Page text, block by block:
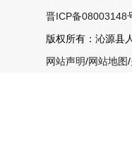
晋ICP备08003148
版权所有：沁源
网站声明/网站地图/